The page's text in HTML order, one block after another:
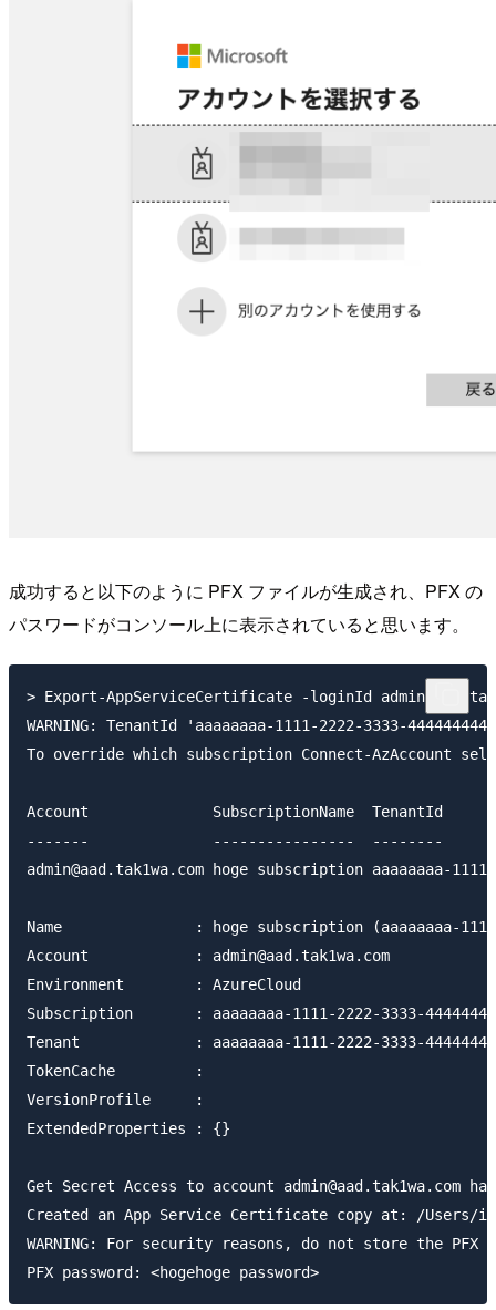
成功すると以下のように PFX ファイルが生成され、PFX の
パスワードがコンソール上に表示されていると思います。
> Export-AppServiceCertificate -loginId
WARNING: TenantId 'aaaaaaaa-1111-2222-3333-
To override which subscription Connect-AzAccount
Account              SubscriptionName
-------              ----------------  --------
admin@aad.tak1wa.com hoge subscription aaaaaaaa-
Name               : hoge subscription (aaaaaaaa-1111-
Account            : admin@aad.tak1wa.com
Environment        : AzureCloud
Subscription       : aaaaaaaa-1111-2222-3333-
Tenant             : aaaaaaaa-1111-2222-3333-
TokenCache         :
VersionProfile     :
ExtendedProperties : {}
Get Secret Access to account
Created an App Service Certificate copy at: /Users/
WARNING: For security reasons, do not store the